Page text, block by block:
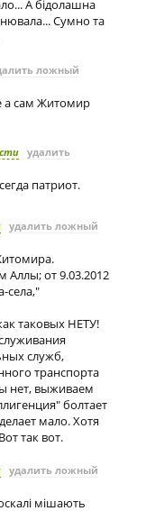
А бідолашна
Сумно та
ложный
а сам Житомир
удалить
патриот.
удалить ложный
Аллы; от 9.03.2012
села,"
таковых НЕТУ!
служб,
транспорта
нет, выживаем
болтает
мало. Хотя
так вот.
удалить ложный
мішають